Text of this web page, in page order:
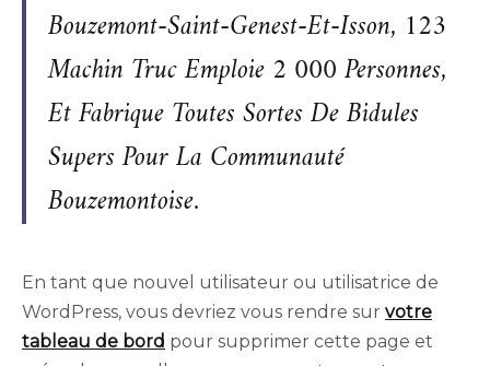
Bouzemont-Saint-Genest-Et-Isson, 123
Machin Truc Emploie 2 000 Personnes,
Et Fabrique Toutes Sortes De Bidules
Supers Pour La Communauté
Bouzemontoise.
En tant que nouvel utilisateur ou utilisatrice de
WordPress, vous devriez vous rendre sur votre
tableau de bord pour supprimer cette page et